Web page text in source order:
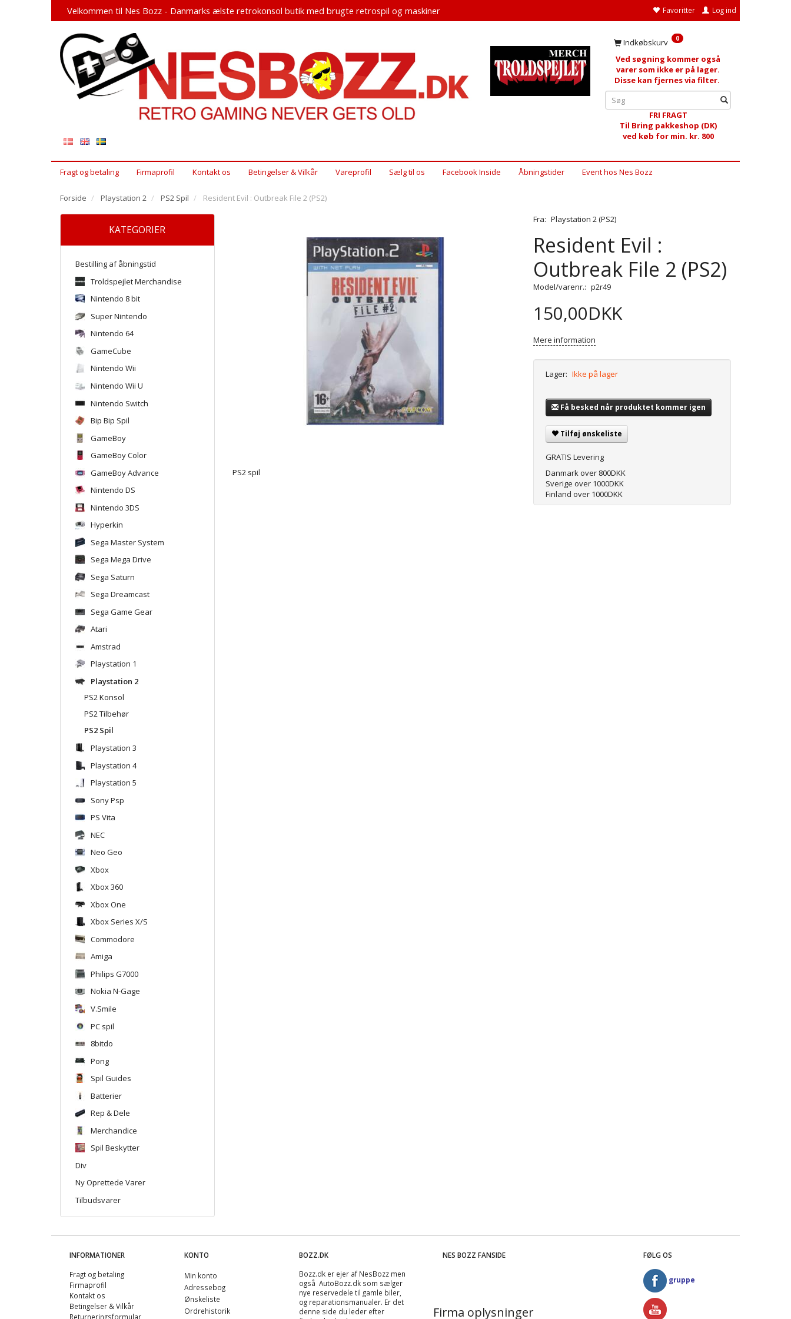
Favoritter Log ind
Velkommen til Nes Bozz - Danmarks ælste retrokonsol butik med brugte retrospil og maskiner
Indkøbskurv 0
Ved søgning kommer også
varer som ikke er på lager.
Disse kan fjernes via filter.
FRI FRAGT
Til Bring pakkeshop (DK)
ved køb for min. kr. 800
Fragt og betaling Firmaprofil Kontakt os Betingelser & Vilkår Vareprofil Sælg til os Facebook Inside Åbningstider Event hos Nes Bozz
Forside Playstation 2 PS2 Spil Resident Evil : Outbreak File 2 (PS2)
KATEGORIER
Bestilling af åbningstid
Troldspejlet Merchandise
Nintendo 8 bit
Super Nintendo
Nintendo 64
GameCube
Nintendo Wii
Nintendo Wii U
Nintendo Switch
Bip Bip Spil
GameBoy
GameBoy Color
GameBoy Advance
Nintendo DS
Nintendo 3DS
Hyperkin
Sega Master System
Sega Mega Drive
Sega Saturn
Sega Dreamcast
Sega Game Gear
Atari
Amstrad
Playstation 1
Playstation 2
PS2 Konsol
PS2 Tilbehør
PS2 Spil
Playstation 3
Playstation 4
Playstation 5
Sony Psp
PS Vita
NEC
Neo Geo
Xbox
Xbox 360
Xbox One
Xbox Series X/S
Commodore
Amiga
Philips G7000
Nokia N-Gage
V.Smile
PC spil
8bitdo
Pong
Spil Guides
Batterier
Rep & Dele
Merchandice
Spil Beskytter
Div
Ny Oprettede Varer
Tilbudsvarer
PS2 spil
Fra: Playstation 2 (PS2)
Resident Evil :
Outbreak File 2 (PS2)
Model/varenr.: p2r49
150,00DKK
Mere information
Lager: Ikke på lager
Få besked når produktet kommer igen
Tilføj ønskeliste
GRATIS Levering
Danmark over 800DKK
Sverige over 1000DKK
Finland over 1000DKK
INFORMATIONER
Fragt og betaling
Firmaprofil
Kontakt os
Betingelser & Vilkår
Returneringsformular
KONTO
Min konto
Adressebog
Ønskeliste
Ordrehistorik
BOZZ.DK
Bozz.dk er ejer af NesBozz men
også AutoBozz.dk som sælger
nye reservedele til gamle biler,
og reparationsmanualer. Er det
denne side du leder efter
NES BOZZ FANSIDE
Firma oplysninger
FØLG OS
gruppe